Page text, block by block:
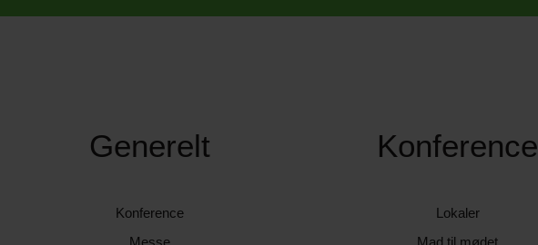
Generelt
Konference
Messe
Konference
Lokaler
Mad til mødet